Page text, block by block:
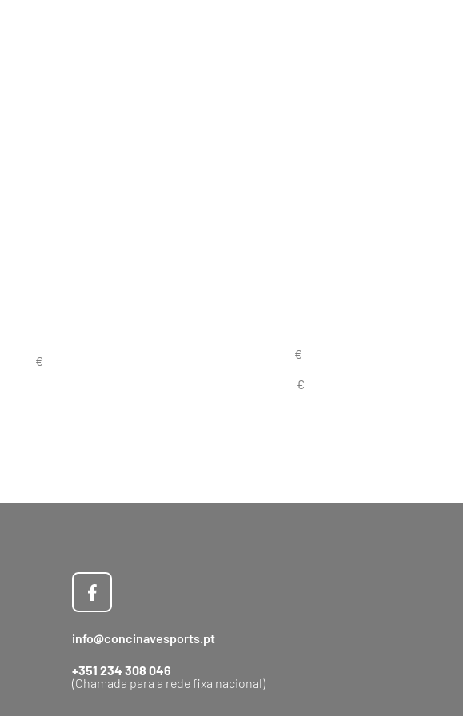
info@concinavesports.pt
+351 234 308 046
(Chamada para a rede fixa nacional)